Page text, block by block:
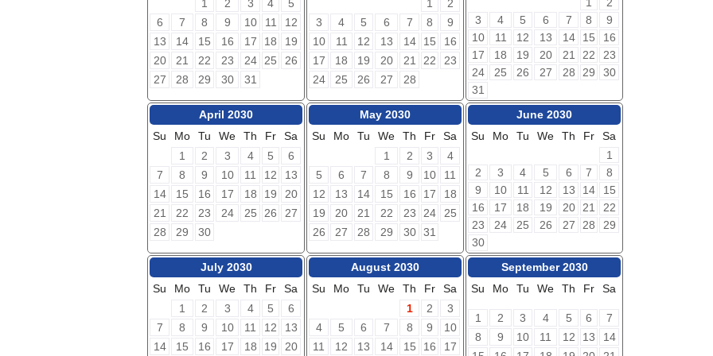
1 2 3 4
5
6
7 8 9 10 11
12
13
14 15 16 17 18
19
20
21 22 23 24 25
26
27
28 29 30 31
1
2
3
4 5 6 7 8
9
10
11 12 13 14 15
16
17
18 19 20 21 22
23
24
25 26 27 28
3
4 5 6 7 8
9
10
11 12 13 14 15
16
17
18 19 20 21 22
23
24
25 26 27 28 29
30
31
April 2030
Su
Mo Tu We Th Fr
Sa
1
2 3 4 5
6
7
8 9 10 11 12
13
14
15 16 17 18 19
20
21
22 23 24 25 26
27
28
29 30
May 2030
Su
Mo Tu We Th Fr
Sa
1
2 3
4
5
6 7 8 9 10
11
12
13 14 15 16 17
18
19
20 21 22 23 24
25
26
27 28 29 30 31
June 2030
Su
Mo Tu We Th Fr
Sa
1
2
3 4 5 6 7
8
9
10 11 12 13 14
15
16
17 18 19 20 21
22
23
24 25 26 27 28
29
30
July 2030
Su
Mo Tu We Th Fr
Sa
1
2 3 4 5
6
7
8 9 10 11 12
13
14
15 16 17 18 19 20
August 2030
Su
Mo Tu We Th Fr
Sa
1
2
3
4
5 6 7 8 9
10
11
12 13 14 15 16 17
September 2030
Su
Mo Tu We Th Fr Sa
1 2 3 4 5 6
7
8
9 10 11 12 13
14